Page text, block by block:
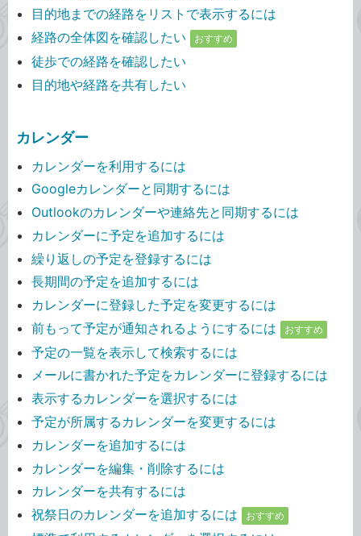
目的地までの経路をリストで表示するには
経路の全体図を確認したい
おすすめ
徒歩での経路を確認したい
目的地や経路を共有したい
カレンダー
カレンダーを利用するには
Googleカレンダーと同期するには
Outlookのカレンダーや連絡先と同期するには
カレンダーに予定を追加するには
繰り返しの予定を登録するには
長期間の予定を追加するには
カレンダーに登録した予定を変更するには
前もって予定が通知されるようにするには
おすすめ
予定の一覧を表示して検索するには
メールに書かれた予定をカレンダーに登録するには
表示するカレンダーを選択するには
予定が所属するカレンダーを変更するには
カレンダーを追加するには
カレンダーを編集・削除するには
カレンダーを共有するには
祝祭日のカレンダーを追加するには
おすすめ